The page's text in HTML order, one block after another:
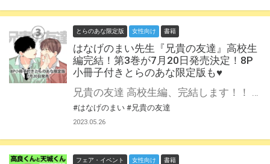
とらのあな限定版 女性向け 書籍
はなげのまい先生『兄貴の友達』高校生
編完結！第3巻が7月20日発売決定！8P
小冊子付きとらのあな限定版も♥
#はなげのまい #兄貴の友達
2023.05.26
フェア・イベント 女性向け 書籍